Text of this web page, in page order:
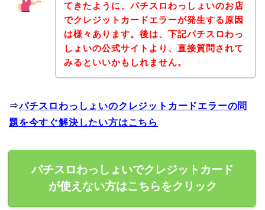
てきたように、パチスロわっしょいのお店
でクレジットカードエラーが発生する原因
は様々あります。後は、下記パチスロわっ
しょいの公式サイトより、直接質問されて
みるといいかもしれません。
⇒パチスロわっしょいのクレジットカードエラーの問
題を今すぐ解決したい方はこちら
パチスロわっしょいでクレジットカード
が使えない方はこちらをクリック